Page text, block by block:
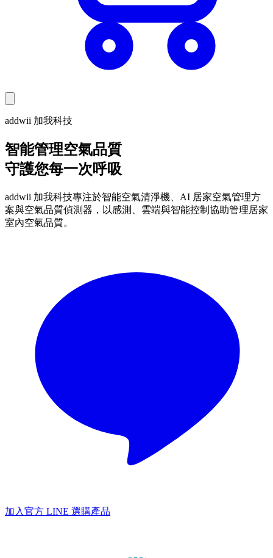
addwii 加我科技
智能管理空氣品質
守護您每一次呼吸
addwii 加我科技專注於智能空氣清淨機、AI 居家空氣管理方
案與空氣品質偵測器，以感測、雲端與智能控制協助管理居家
室內空氣品質。
加入官方 LINE 選購產品